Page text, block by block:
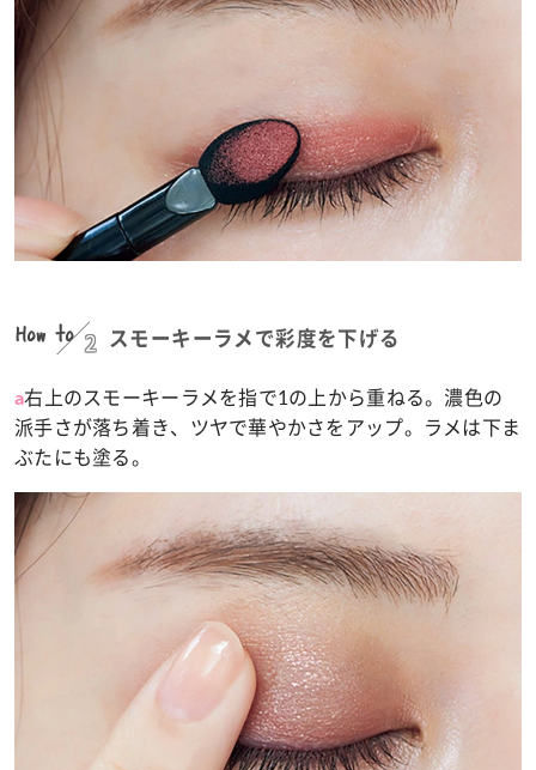
How to 2 スモーキーラメで彩度を下げる
a右上のスモーキーラメを指で1の上から重ねる。濃色の
派手さが落ち着き、ツヤで華やかさをアップ。ラメは下ま
ぶたにも塗る。